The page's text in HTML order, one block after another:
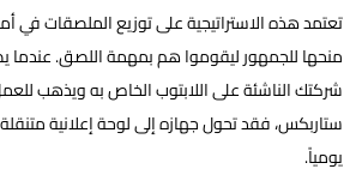
تعتمد هذه الاستراتيجية على توزيع الملصقات في
منحها للجمهور ليقوموا هم بمهمة اللصق.
شركتك الناشئة على اللابتوب الخاص به ويذهب
ستاربكس، فقد تحول جهازه إلى لوحة إعلانية
يومياً.